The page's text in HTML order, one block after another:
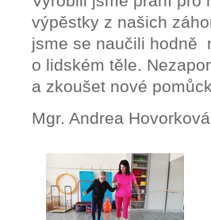
výpěstky z našich
jsme se naučili hodně
o lidském těle.
a zkoušet nové
Mgr. Andrea Hovorková